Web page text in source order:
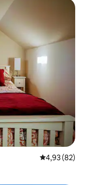
Évaluation
4,93 (82)